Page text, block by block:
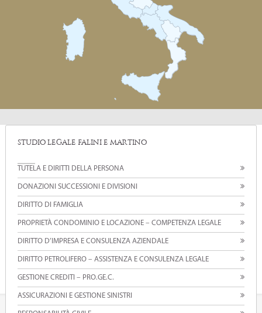
STUDIO LEGALE FALINI E MARTINO
TUTELA E DIRITTI DELLA PERSONA
DONAZIONI SUCCESSIONI E DIVISIONI
DIRITTO DI FAMIGLIA
PROPRIETÀ CONDOMINIO E LOCAZIONE – COMPETENZA LEGALE
DIRITTO D’IMPRESA E CONSULENZA AZIENDALE
DIRITTO PETROLIFERO – ASSISTENZA E CONSULENZA LEGALE
GESTIONE CREDITI – PRO.GE.C.
ASSICURAZIONI E GESTIONE SINISTRI